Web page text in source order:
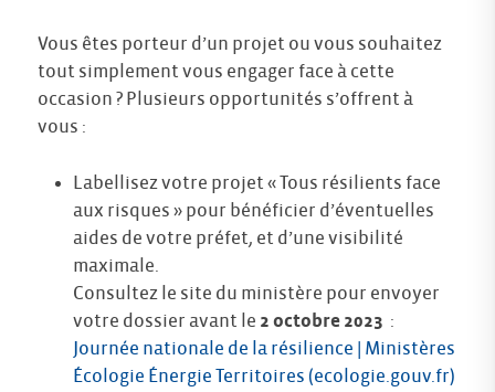
Vous êtes porteur d’un projet ou vous souhaitez
tout simplement vous engager face à cette
occasion ? Plusieurs opportunités s’offrent à
vous :
Labellisez votre projet « Tous résilients face
aux risques » pour bénéficier d’éventuelles
aides de votre préfet, et d’une visibilité
maximale.
Consultez le site du ministère pour envoyer
votre dossier avant le 2 octobre 2023 :
Journée nationale de la résilience | Ministères
Écologie Énergie Territoires (ecologie.gouv.fr)